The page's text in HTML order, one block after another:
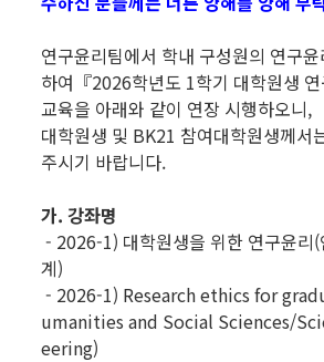
연구윤리팀에서 학내 구성원의 연구
하여『2026학년도 1학기 대학원생
교육을 아래와 같이 연장 시행하오니,
대학원생 및 BK21 참여대학원생께서
주시기 바랍니다.
가. 강좌명
- 2026-1) 대학원생을 위한 연구윤리
계)
- 2026-1) Research ethics for
umanities and Social Sciences/
eering)